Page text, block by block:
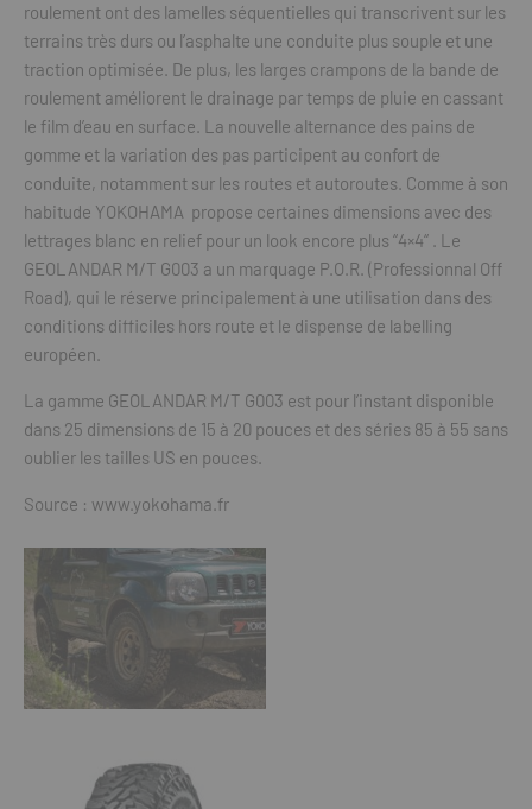
roulement ont des lamelles séquentielles qui transcrivent sur les
terrains très durs ou l’asphalte une conduite plus souple et une
traction optimisée. De plus, les larges crampons de la bande de
roulement améliorent le drainage par temps de pluie en cassant
le film d’eau en surface. La nouvelle alternance des pains de
gomme et la variation des pas participent au confort de
conduite, notamment sur les routes et autoroutes. Comme à son
habitude YOKOHAMA propose certaines dimensions avec des
lettrages blanc en relief pour un look encore plus “4×4“ . Le
GEOLANDAR M/T G003 a un marquage P.O.R. (Professionnal Off
Road), qui le réserve principalement à une utilisation dans des
conditions difficiles hors route et le dispense de labelling
européen.
La gamme GEOLANDAR M/T G003 est pour l’instant disponible
dans 25 dimensions de 15 à 20 pouces et des séries 85 à 55 sans
oublier les tailles US en pouces.
Source : www.yokohama.fr